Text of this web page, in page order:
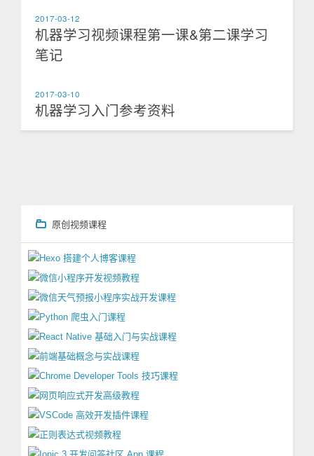
2017-03-12
机器学习视频课程第一课&第二课学习
笔记
2017-03-10
机器学习入门参考资料
原创视频课程